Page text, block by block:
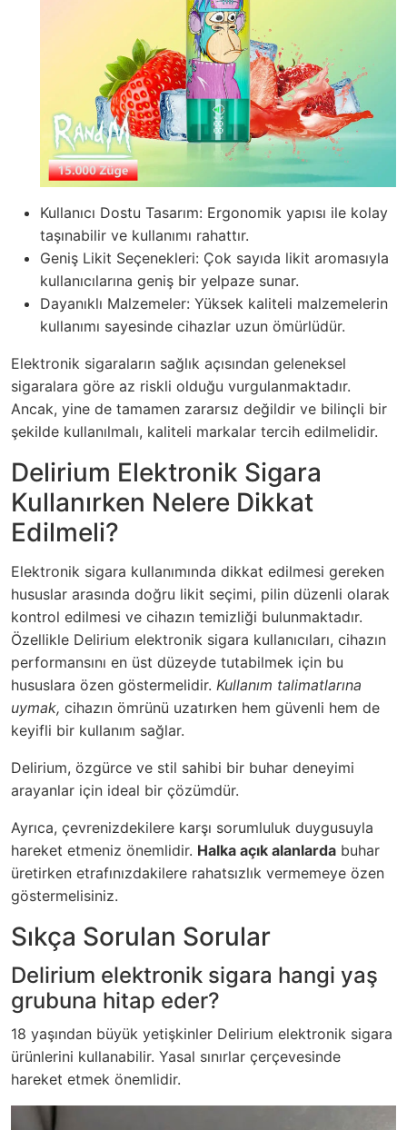
Kullanıcı Dostu Tasarım: Ergonomik yapısı ile kolay
taşınabilir ve kullanımı rahattır.
Geniş Likit Seçenekleri: Çok sayıda likit aromasıyla
kullanıcılarına geniş bir yelpaze sunar.
Dayanıklı Malzemeler: Yüksek kaliteli malzemelerin
kullanımı sayesinde cihazlar uzun ömürlüdür.
Elektronik sigaraların sağlık açısından geleneksel
sigaralara göre az riskli olduğu vurgulanmaktadır.
Ancak, yine de tamamen zararsız değildir ve bilinçli bir
şekilde kullanılmalı, kaliteli markalar tercih edilmelidir.
Delirium Elektronik Sigara
Kullanırken Nelere Dikkat
Edilmeli?
Elektronik sigara kullanımında dikkat edilmesi gereken
hususlar arasında doğru likit seçimi, pilin düzenli olarak
kontrol edilmesi ve cihazın temizliği bulunmaktadır.
Özellikle Delirium elektronik sigara kullanıcıları, cihazın
performansını en üst düzeyde tutabilmek için bu
hususlara özen göstermelidir. Kullanım talimatlarına
uymak, cihazın ömrünü uzatırken hem güvenli hem de
keyifli bir kullanım sağlar.
Delirium, özgürce ve stil sahibi bir buhar deneyimi
arayanlar için ideal bir çözümdür.
Ayrıca, çevrenizdekilere karşı sorumluluk duygusuyla
hareket etmeniz önemlidir. Halka açık alanlarda buhar
üretirken etrafınızdakilere rahatsızlık vermemeye özen
göstermelisiniz.
Sıkça Sorulan Sorular
Delirium elektronik sigara hangi yaş
grubuna hitap eder?
18 yaşından büyük yetişkinler Delirium elektronik sigara
ürünlerini kullanabilir. Yasal sınırlar çerçevesinde
hareket etmek önemlidir.